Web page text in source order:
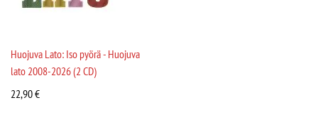
Huojuva Lato: Iso pyörä - Huojuva
lato 2008-2026 (2 CD)
22,90€